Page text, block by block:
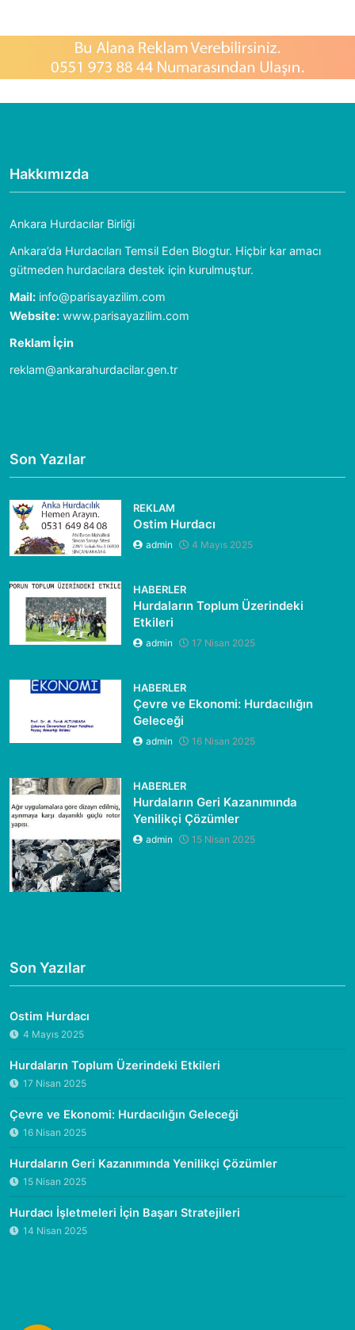
Hakkımızda
Ankara Hurdacılar Birliği
Ankara’da Hurdacıları Temsil Eden Blogtur. Hiçbir kar amacı
gütmeden hurdacılara destek için kurulmuştur.
Mail: info@parisayazilim.com
Website: www.parisayazilim.com
Reklam İçin
reklam@ankarahurdacilar.gen.tr
Son Yazılar
REKLAM
Ostim Hurdacı
admin 4 Mayıs 2025
HABERLER
Hurdaların Toplum Üzerindeki
Etkileri
admin 17 Nisan 2025
HABERLER
Çevre ve Ekonomi: Hurdacılığın
Geleceği
admin 16 Nisan 2025
HABERLER
Hurdaların Geri Kazanımında
Yenilikçi Çözümler
admin 15 Nisan 2025
Son Yazılar
Ostim Hurdacı
4 Mayıs 2025
Hurdaların Toplum Üzerindeki Etkileri
17 Nisan 2025
Çevre ve Ekonomi: Hurdacılığın Geleceği
16 Nisan 2025
Hurdaların Geri Kazanımında Yenilikçi Çözümler
15 Nisan 2025
Hurdacı İşletmeleri İçin Başarı Stratejileri
14 Nisan 2025